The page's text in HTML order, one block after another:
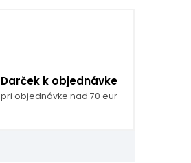
Darček k objednávke
pri objednávke nad 70 eur